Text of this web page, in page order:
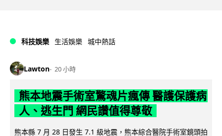
科技娛樂 生活娛樂 城中熱話
Lawton 20 小時
熊本地震手術室驚魂片瘋傳 醫護保護病
人、逃生門 網民讚值得尊敬
熊本縣 7 月 28 日發生 7.1 級地震，熊本綜合醫院手術室鏡頭拍